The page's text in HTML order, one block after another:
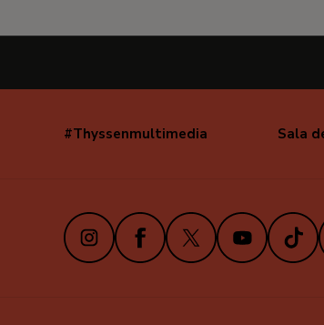
Navegación
#Thyssenmultimedia Sala
InstagramFacebook
X YoutubeTikTok